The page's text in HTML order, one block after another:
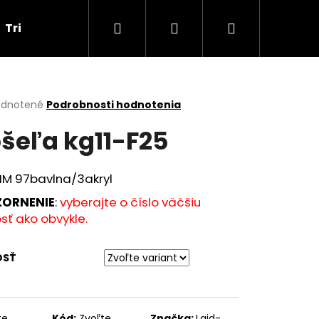
Tričká Darčekové poukážky
Hľadať PrihlásenieNákupný
Podrobnosti hodnotenia
kg11-F25
97bavlna/3akryl
:vyberajte o číslo väčšiu
ako obvykle.